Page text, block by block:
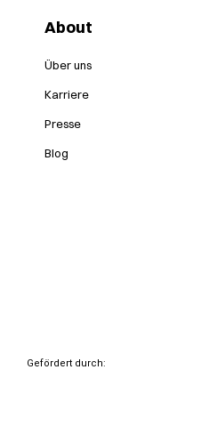
About
Über uns
Karriere
Presse
Blog
Gefördert durch: